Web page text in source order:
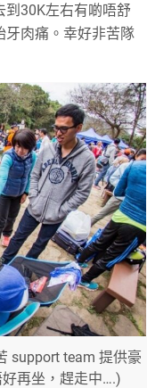
到30K左右有啲唔舒
牙肉痛。幸好非苦隊
support team 提供豪
再坐，趕走中….)